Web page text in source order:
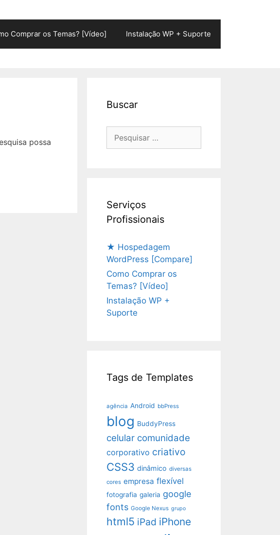
Comprar os Temas? [Vídeo] Instalação WP + Suporte
possa
Buscar
Serviços
Profissionais
★ Hospedagem
WordPress [Compare]
Como Comprar os
Temas? [Vídeo]
Instalação WP +
Suporte
Tags de Templates
agência Android bbPress
blog BuddyPress
celular comunidade
corporativo criativo
CSS3 dinâmico diversas
cores empresa flexível
fotografia galeria google
fonts Google Nexus grupo
html5 iPad iPhone